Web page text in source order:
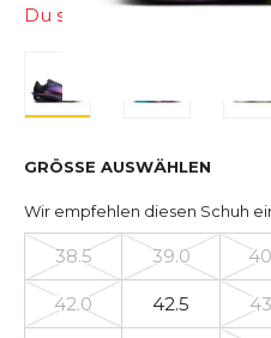
Du sparst 126,00 €
GRÖSSE AUSWÄHLEN
Wir empfehlen diesen Schuh
38.5 39.0
42.0 42.5